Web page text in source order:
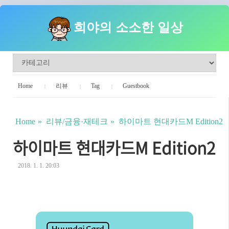
희야의 소소한 일상
Home 리뷰 Tag Guestbook
Home 리뷰/금융·재테크 하이마트 현대카드M Edition2
하이마트 현대카드M Edition2
2018. 1. 1. 20:03